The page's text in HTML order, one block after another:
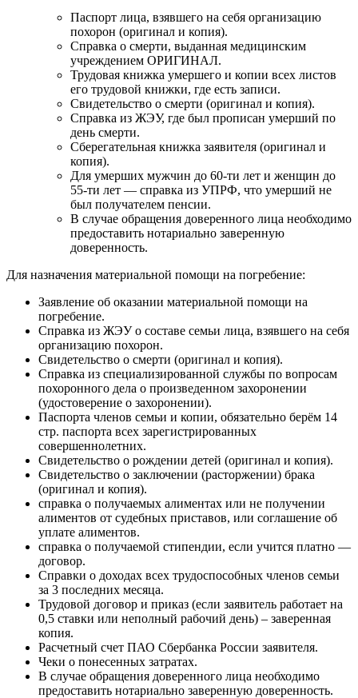
Паспорт лица, взявшего на себя организацию
похорон (оригинал и копия).
Справка о смерти, выданная медицинским
учреждением ОРИГИНАЛ.
Трудовая книжка умершего и копии всех листов
его трудовой книжки, где есть записи.
Свидетельство о смерти (оригинал и копия).
Справка из ЖЭУ, где был прописан умерший по
день смерти.
Сберегательная книжка заявителя (оригинал и
копия).
Для умерших мужчин до 60-ти лет и женщин до
55-ти лет — справка из УПРФ, что умерший не
был получателем пенсии.
В случае обращения доверенного лица необходимо
предоставить нотариально заверенную
доверенность.
Для назначения материальной помощи на погребение:
Заявление об оказании материальной помощи на
погребение.
Справка из ЖЭУ о составе семьи лица, взявшего на себя
организацию похорон.
Свидетельство о смерти (оригинал и копия).
Справка из специализированной службы по вопросам
похоронного дела о произведенном захоронении
(удостоверение о захоронении).
Паспорта членов семьи и копии, обязательно берём 14
стр. паспорта всех зарегистрированных
совершеннолетних.
Свидетельство о рождении детей (оригинал и копия).
Свидетельство о заключении (расторжении) брака
(оригинал и копия).
справка о получаемых алиментах или не получении
алиментов от судебных приставов, или соглашение об
уплате алиментов.
справка о получаемой стипендии, если учится платно —
договор.
Справки о доходах всех трудоспособных членов семьи
за 3 последних месяца.
Трудовой договор и приказ (если заявитель работает на
0,5 ставки или неполный рабочий день) – заверенная
копия.
Расчетный счет ПАО Сбербанка России заявителя.
Чеки о понесенных затратах.
В случае обращения доверенного лица необходимо
предоставить нотариально заверенную доверенность.